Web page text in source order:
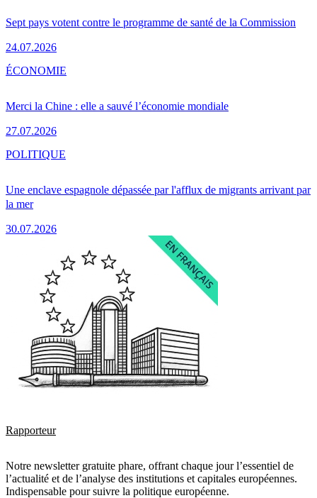
Sept pays votent contre le programme de santé de la Commission
24.07.2026
Merci la Chine : elle a sauvé l’économie mondiale
27.07.2026
ÉCONOMIE
Une enclave espagnole dépassée par l'afflux de migrants arrivant par
la mer
30.07.2026
POLITIQUE
Rapporteur
Notre newsletter gratuite phare, offrant chaque jour l’essentiel de
l’actualité et de l’analyse des institutions et capitales européennes.
Indispensable pour suivre la politique européenne.